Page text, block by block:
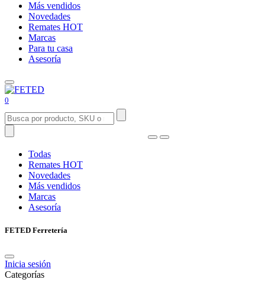
Más vendidos
Novedades
Remates HOT
Marcas
Para tu casa
Asesoría
0
Todas
Remates HOT
Novedades
Más vendidos
Marcas
Asesoría
FETED Ferretería
Inicia sesión
Categorías